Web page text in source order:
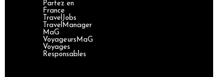
Partez en
France
TravelJobs
TravelManager
MaG
VoyageursMaG
Voyages
Responsables